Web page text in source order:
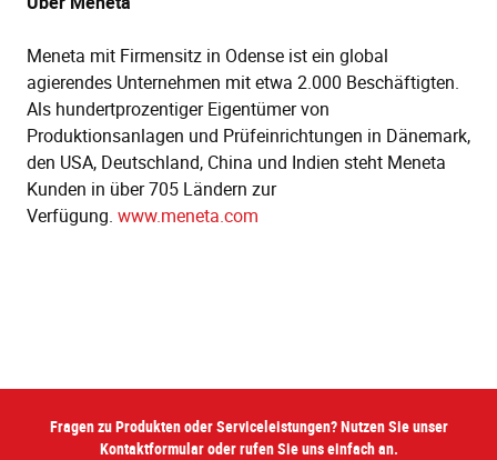
Meneta mit Firmensitz in Odense ist ein global
agierendes Unternehmen mit etwa 2.000 Beschäftigten.
Als hundertprozentiger Eigentümer von
Produktionsanlagen und Prüfeinrichtungen in Dänemark,
den USA, Deutschland, China und Indien steht Meneta
Kunden in über 705 Ländern zur
Verfügung. www.meneta.com
Fragen zu Produkten oder Serviceleistungen? Nutzen Sie unser
Kontaktformular oder rufen Sie uns einfach an.